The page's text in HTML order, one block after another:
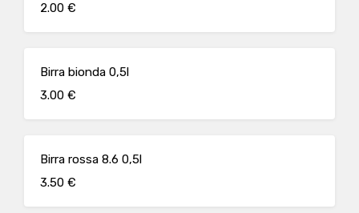
2.00 €
Birra bionda 0,5l
3.00 €
Birra rossa 8.6 0,5l
3.50 €